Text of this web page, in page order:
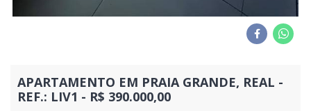
APARTAMENTO EM PRAIA GRANDE, REAL -
REF.: LIV1 - R$ 390.000,00